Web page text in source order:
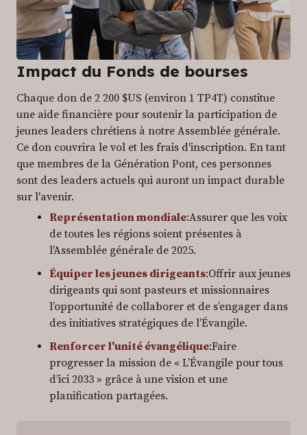
Impact du Fonds de bourses
Chaque don de 2 200 $US (environ 1 TP4T) constitue
une aide financière pour soutenir la participation de
jeunes leaders chrétiens à notre Assemblée générale.
Ce don couvrira le vol et les frais d'inscription. En tant
que membres de la Génération Pont, ces personnes
sont des leaders actuels qui auront un impact durable
sur l'avenir.
Représentation mondiale:Assurer que les voix
de toutes les régions soient présentes à
l’Assemblée générale de 2025.
Équiper les jeunes dirigeants:Offrir aux jeunes
dirigeants qui sont pasteurs et missionnaires
l’opportunité de collaborer et de s’engager dans
des initiatives stratégiques de l’Évangile.
Renforcer l'unité évangélique:Faire
progresser la mission de « L’Évangile pour tous
d’ici 2033 » grâce à une vision et une
planification partagées.